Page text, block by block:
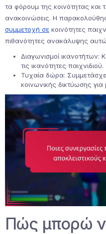
τα φόρουμ της κοινότητας και
ανακοινώσεις. Η
συμμετοχή σε κοινότητες
πιθανότητες ανακάλυψης
Διαγωνισμοί ικανοτήτων:
τις ικανότητες παιχνιδιού.
Τυχαία δώρα:
κοινωνικής δικτύωσης για
Πώς μπορώ